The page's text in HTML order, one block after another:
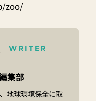
zoo/
WRITER
集部
地球環境保全に取